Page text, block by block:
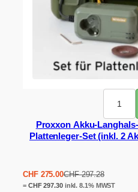
Proxxon Akku-
Plattenleger-Set (inkl. 2
CHF297.28
Ursprünglicher
Preis
CHF275.00
Aktueller
Preis
= CHF297.30inkl. 8.1% MWST